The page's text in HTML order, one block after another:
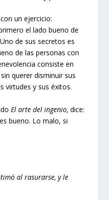
un ejercicio:
el lado bueno de
de sus secretos es
de las personas con
consiste en
querer disminuir sus
virtudes y sus éxitos.
El arte del ingenio, dice:
bueno. Lo malo, si
al rasurarse, y le